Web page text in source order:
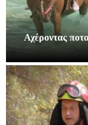
Αχέροντας